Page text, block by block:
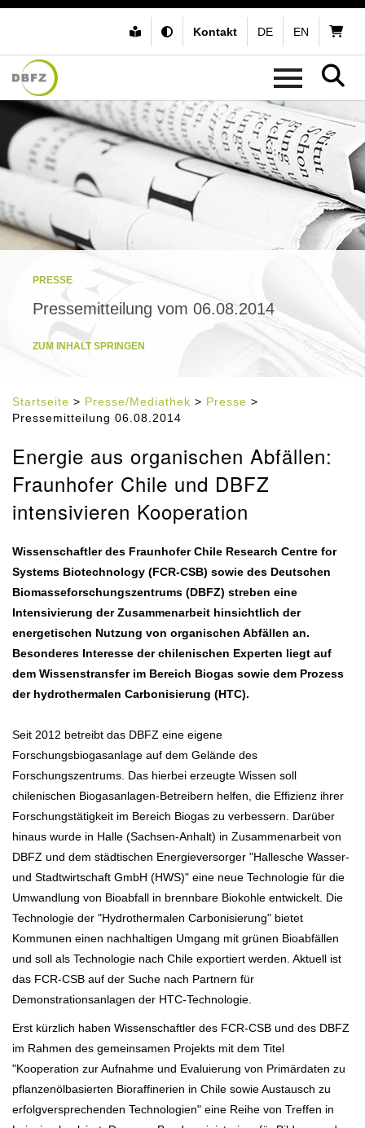
Kontakt DE EN
PRESSE
Pressemitteilung vom 06.08.2014
ZUM INHALT SPRINGEN
Startseite > Presse/Mediathek > Presse >
Pressemitteilung 06.08.2014
Energie aus organischen Abfällen:
Fraunhofer Chile und DBFZ
intensivieren Kooperation
Wissenschaftler des Fraunhofer Chile Research Centre for
Systems Biotechnology (FCR-CSB) sowie des Deutschen
Biomasseforschungszentrums (DBFZ) streben eine
Intensivierung der Zusammenarbeit hinsichtlich der
energetischen Nutzung von organischen Abfällen an.
Besonderes Interesse der chilenischen Experten liegt auf
dem Wissenstransfer im Bereich Biogas sowie dem Prozess
der hydrothermalen Carbonisierung (HTC).
Seit 2012 betreibt das DBFZ eine eigene
Forschungsbiogasanlage auf dem Gelände des
Forschungszentrums. Das hierbei erzeugte Wissen soll
chilenischen Biogasanlagen-Betreibern helfen, die Effizienz ihrer
Forschungstätigkeit im Bereich Biogas zu verbessern. Darüber
hinaus wurde in Halle (Sachsen-Anhalt) in Zusammenarbeit von
DBFZ und dem städtischen Energieversorger "Hallesche Wasser-
und Stadtwirtschaft GmbH (HWS)" eine neue Technologie für die
Umwandlung von Bioabfall in brennbare Biokohle entwickelt. Die
Technologie der "Hydrothermalen Carbonisierung" bietet
Kommunen einen nachhaltigen Umgang mit grünen Bioabfällen
und soll als Technologie nach Chile exportiert werden. Aktuell ist
das FCR-CSB auf der Suche nach Partnern für
Demonstrationsanlagen der HTC-Technologie.
Erst kürzlich haben Wissenschaftler des FCR-CSB und des DBFZ
im Rahmen des gemeinsamen Projekts mit dem Titel
"Kooperation zur Aufnahme und Evaluierung von Primärdaten zu
pflanzenölbasierten Bioraffinerien in Chile sowie Austausch zu
erfolgversprechenden Technologien" eine Reihe von Treffen in